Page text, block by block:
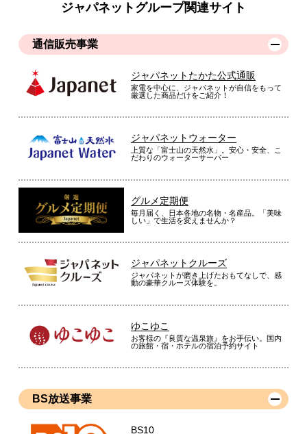
ジャパネットグループ関連サイト
通信販売事業
ジャパネットたかた公式通販
家電を中心に、ジャパネットが自信をもって
厳選した商品だけをご紹介！
ジャパネットウォーター
上質な「富士山の天然水」。安心・安全、こ
だわりのウォーターサーバー
グルメ定期便
毎月届く、日本各地の名物・名産品。「美味
しい」で生活を変えませんか？
ジャパネットクルーズ
ジャパネットが磨き上げたおもてなしで、感
動の豪華クルーズ体験を。
ゆこゆこ
お客様の『良質な温泉旅』をお手伝い。国内
の旅館・宿・ホテルの宿泊予約サイト
BS放送事業
BS10